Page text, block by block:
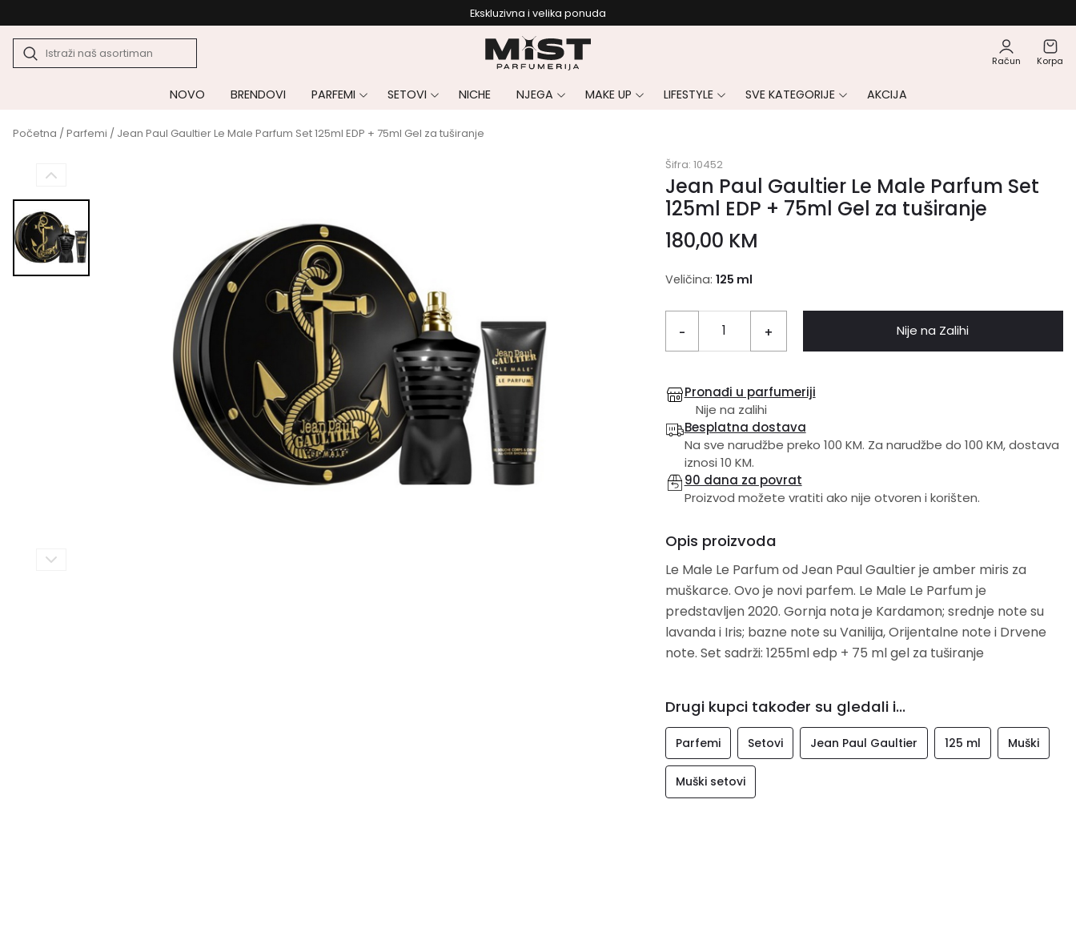
Ekskluzivna i velika ponuda
Račun Korpa
NOVO BRENDOVI PARFEMI SETOVI NICHE NJEGA MAKE UP LIFESTYLE SVE KATEGORIJE AKCIJA
Početna /Parfemi / Jean Paul Gaultier Le Male Parfum Set 125ml EDP + 75ml Gel za tuširanje
Šifra: 10452
Jean Paul Gaultier Le Male Parfum Set
125ml EDP + 75ml Gel za tuširanje
180,00 KM
Veličina: 125 ml
- + Nije na Zalihi
Pronađi u parfumeriji
Nije na zalihi
Besplatna dostava
Na sve narudžbe preko 100 KM. Za narudžbe do 100 KM, dostava
iznosi 10 KM.
90 dana za povrat
Proizvod možete vratiti ako nije otvoren i korišten.
Opis proizvoda
Le Male Le Parfum od Jean Paul Gaultier je amber miris za
muškarce. Ovo je novi parfem. Le Male Le Parfum je
predstavljen 2020. Gornja nota je Kardamon; srednje note su
lavanda i Iris; bazne note su Vanilija, Orijentalne note i Drvene
note. Set sadrži: 1255ml edp + 75 ml gel za tuširanje
Drugi kupci također su gledali i...
Parfemi Setovi Jean Paul Gaultier 125 ml Muški
Muški setovi